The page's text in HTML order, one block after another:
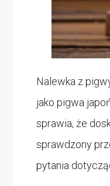
Nalewka z
jako pigwa
sprawia, że
sprawdzony
pytania